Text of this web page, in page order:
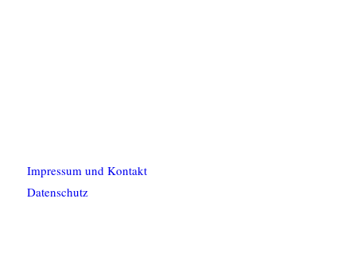
Impressum und Kontakt
Datenschutz